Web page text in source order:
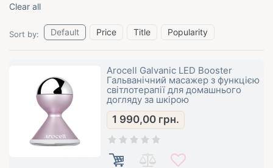
Clear all
Sort by: Default Price Title Popularity
Arocell Galvanic LED Booster
Гальванічний масажер з функцією
світлотерапії для домашнього
догляду за шкірою
1 990,00 грн.